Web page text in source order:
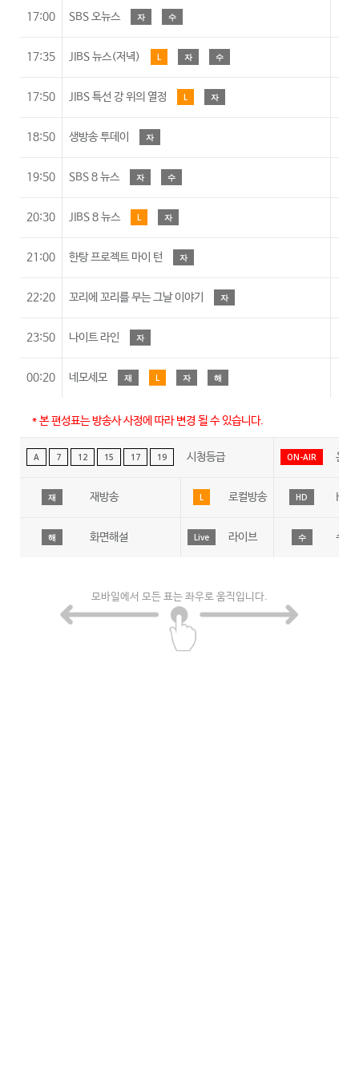
17:00 SBS 오뉴스 자 수
17:35 JIBS 뉴스(저녁) L 자 수
17:50 JIBS 특선 강 위의 열정 L 자
18:50 생방송 투데이 자
19:50 SBS 8 뉴스 자 수
20:30 JIBS 8 뉴스 L 자
21:00 한탕 프로젝트 마이 턴 자
22:20 꼬리에 꼬리를 무는 그날 이야기 자
23:50 나이트 라인 자
00:20 네모세모 재 L 자 해
* 본 편성표는 방송사 사정에 따라 변경 될 수 있습니다.
A 7 12 15 17 19 시청등급 ON-AIR 온에
재 재방송 L 로컬방송 HD HD
해 화면해설 Live 라이브 수 수어
모바일에서 모든 표는 좌우로 움직입니다.